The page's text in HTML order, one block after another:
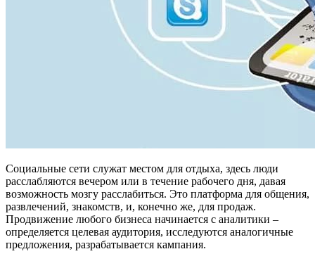
Социальные сети служат местом для отдыха, здесь люди
расслабляются вечером или в течение рабочего дня, давая
возможность мозгу расслабиться. Это платформа для общения,
развлечений, знакомств, и, конечно же, для продаж.
Продвижение любого бизнеса начинается с аналитики –
определяется целевая аудитория, исследуются аналогичные
предложения, разрабатывается кампания.